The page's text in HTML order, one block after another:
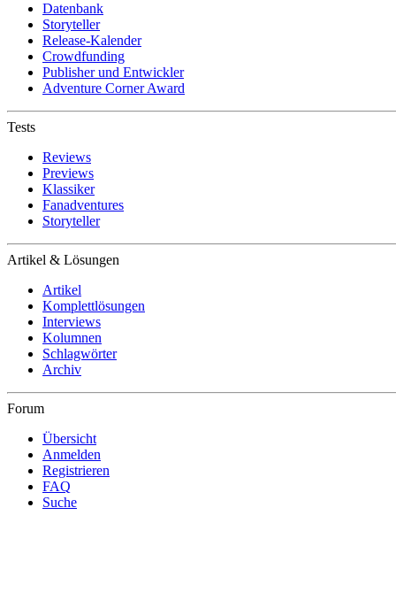
Datenbank
Storyteller
Release-Kalender
Crowdfunding
Publisher und Entwickler
Adventure Corner Award
Tests
Reviews
Previews
Klassiker
Fanadventures
Storyteller
Artikel & Lösungen
Artikel
Komplettlösungen
Interviews
Kolumnen
Schlagwörter
Archiv
Forum
Übersicht
Anmelden
Registrieren
FAQ
Suche